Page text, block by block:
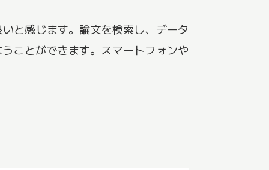
と感じます。論文を検索し、データ
ことができます。スマートフォンや